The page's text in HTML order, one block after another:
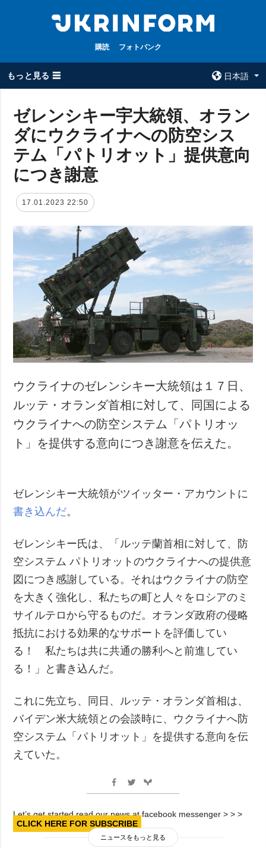
購読 フォトバンク
もっと見る ☰
日本語
全てのトピック
戦争
被占領地
経済・復興
防衛
スポーツ
犯罪
事故・緊急事態
ウクルインフォ
ルム
ウクルインフォル
追加
特集
インタビュー
写真
動画
サービス
購読
フォトバンク
ゼレンシキー宇大統領、オラン
ダにウクライナへの防空シス
テム「パトリオット」提供意向
につき謝意
17.01.2023 22:50
ウクライナのゼレンシキー大統領は１７日、
ルッテ・オランダ首相に対して、同国による
ウクライナへの防空システム「パトリオッ
ト」を提供する意向につき謝意を伝えた。
ゼレンシキー大統領がツイッター・アカウントに
書き込んだ。
ゼレンシキー氏は、「ルッテ蘭首相に対して、防
空システム パトリオットのウクライナへの提供意
図につき感謝している。それはウクライナの防空
を大きく強化し、私たちの町と人々をロシアのミ
サイルテロから守るものだ。オランダ政府の侵略
抵抗における効果的なサポートを評価してい
る！ 私たちは共に共通の勝利へと前進してい
る！」と書き込んだ。
これに先立ち、同日、ルッテ・オランダ首相は、
バイデン米大統領との会談時に、ウクライナへ防
空システム「パトリオット」を提供する意向を伝
えていた。
Let’s get started read our news at facebook messenger > > >
CLICK HERE FOR SUBSCRIBE
ニュースをもっと見る